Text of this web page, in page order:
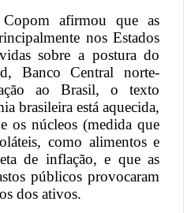
afirmou que as
nos Estados
sobre a postura do
Banco Central norte-
ao Brasil, o texto
brasileira está aquecida,
os núcleos (medida que
como alimentos e
de inflação, e que as
públicos provocaram
dos ativos.